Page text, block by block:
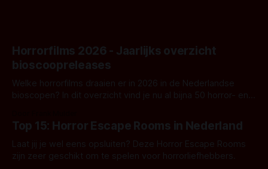
Horrorfilms 2026 - Jaarlijks overzicht
bioscoopreleases
Welke horrorfilms draaien er in 2026 in de Nederlandse
bioscopen? In dit overzicht vind je nu al bijna 50 horror- en
Top 15: Horror Escape Rooms in Nederland
Laat jij je wel eens opsluiten? Deze Horror Escape Rooms
zijn zeer geschikt om te spelen voor horrorliefhebbers.